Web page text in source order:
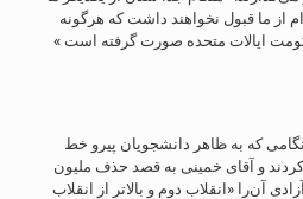
از ما قبول نخواهند داشت که هرگونه
ایالات متحده صورت گرفته است »
که به ظاهر دانشجویان پیرو خط
کردند و آقای خمینی به قصد حذف ملیون
آن‌را «انقلاب دوم و بالاتر از انقلاب